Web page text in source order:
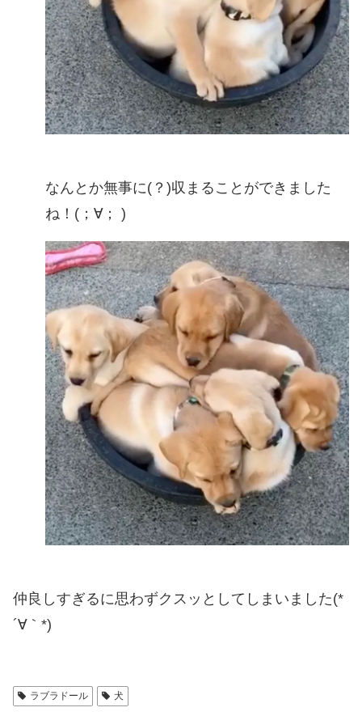
なんとか無事に(？)収まることができました
ね！(；∀； )
仲良しすぎるに思わずクスッとしてしまいました(*
´∀｀*)
ラブラドール 犬